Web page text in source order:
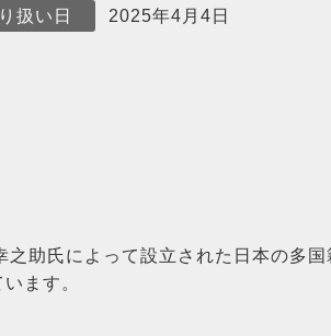
扱い日 2025年4月4日
助氏によって設立された日本の多国
ます。